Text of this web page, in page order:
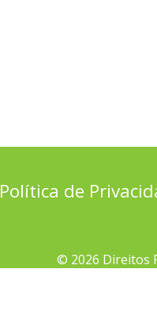
Política de
© 2026 Direitos